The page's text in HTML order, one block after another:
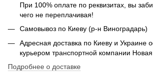
При 100% оплате по реквизитах, вы
чего не переплачивая!
Самовывоз по Киеву (р-н Виноградарь)
Адресная доставка по Киеву и Украине
курьером транспортной компании
Подробнее о доставке